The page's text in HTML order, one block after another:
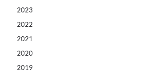
2023
2022
2021
2020
2019